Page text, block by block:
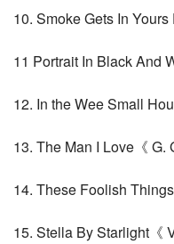
10. Smoke Gets In Yours
11 Portrait In Black And
12. In the Wee Small
13. The Man I Love《 G.
14. These Foolish
15. Stella By Starlight《